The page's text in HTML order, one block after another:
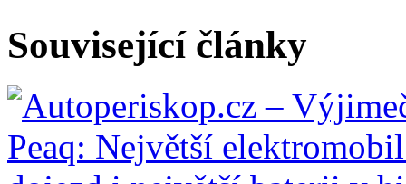
Související články